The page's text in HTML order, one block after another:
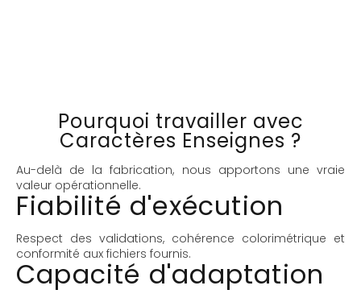
Pourquoi travailler avec
Caractères Enseignes ?
Au-delà de la fabrication, nous apportons une vraie
valeur opérationnelle.
Fiabilité d'exécution
Respect des validations, cohérence colorimétrique et
conformité aux fichiers fournis.
Capacité d'adaptation